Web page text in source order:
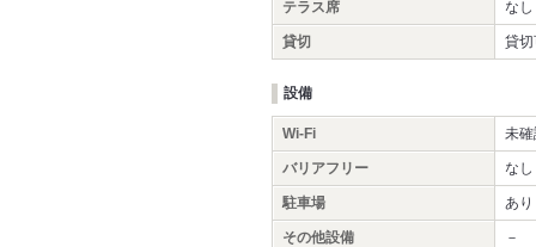
テラス席 なし
貸切 貸
設備
Wi-Fi 未
バリアフリー なし
駐車場 あり
その他設備 －